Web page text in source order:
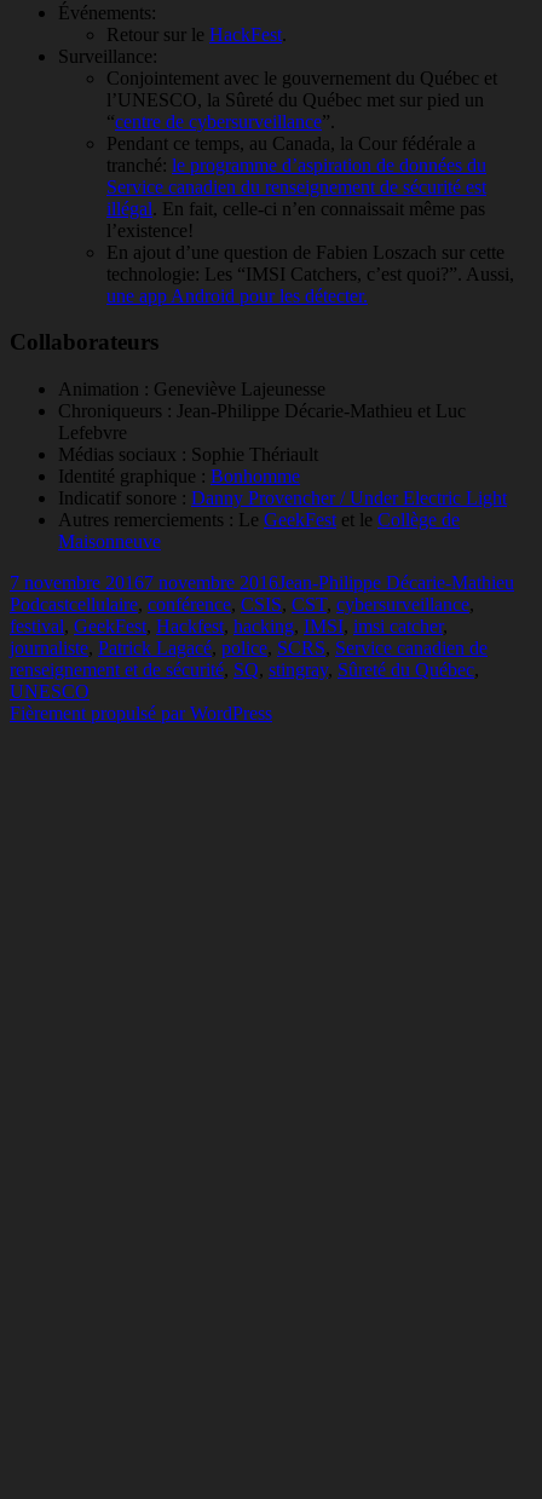
Événements:
Retour sur le HackFest.
Surveillance:
Conjointement avec le gouvernement du Québec et
l’UNESCO, la Sûreté du Québec met sur pied un
“centre de cybersurveillance”.
Pendant ce temps, au Canada, la Cour fédérale a
tranché: le programme d’aspiration de données du
Service canadien du renseignement de sécurité est
illégal. En fait, celle-ci n’en connaissait même pas
l’existence!
En ajout d’une question de Fabien Loszach sur cette
technologie: Les “IMSI Catchers, c’est quoi?”. Aussi,
une app Android pour les détecter.
Collaborateurs
Animation : Geneviève Lajeunesse
Chroniqueurs : Jean-Philippe Décarie-Mathieu et Luc
Lefebvre
Médias sociaux : Sophie Thériault
Identité graphique : Bonhomme
Indicatif sonore : Danny Provencher / Under Electric Light
Autres remerciements : Le GeekFest et le Collège de
Maisonneuve
Publié
le
7 novembre 20167 novembre 2016Auteur
Jean-Philippe Décarie-Mathieu
PodcastMots-
clés
cellulaire, conférence, CSIS, CST, cybersurveillance,
festival, GeekFest, Hackfest, hacking, IMSI, imsi catcher,
journaliste, Patrick Lagacé, police, SCRS, Service canadien de
renseignement et de sécurité, SQ, stingray, Sûreté du Québec,
UNESCO
Fièrement propulsé par WordPress